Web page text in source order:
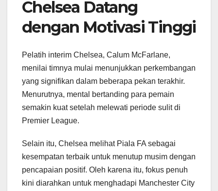
Chelsea Datang
dengan Motivasi Tinggi
Pelatih interim Chelsea, Calum McFarlane,
menilai timnya mulai menunjukkan perkembangan
yang signifikan dalam beberapa pekan terakhir.
Menurutnya, mental bertanding para pemain
semakin kuat setelah melewati periode sulit di
Premier League.
Selain itu, Chelsea melihat Piala FA sebagai
kesempatan terbaik untuk menutup musim dengan
pencapaian positif. Oleh karena itu, fokus penuh
kini diarahkan untuk menghadapi Manchester City